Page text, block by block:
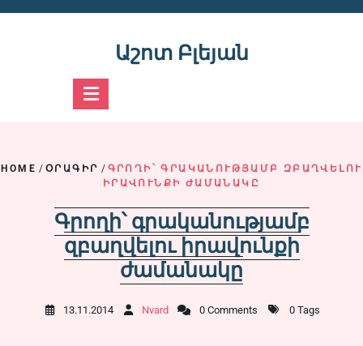
Աշոտ Բլեյան
HOME /ՕՐԱԳԻՐ / ԳՐՈՂԻ՝ ԳՐԱԿԱՆՈՒԹՅԱՄԲ ԶԲԱՂՎԵԼՈՒ
ԻՐԱՎՈՒՆՔԻ ԺԱՄԱՆԱԿԸ
Գրողի՝ գրականությամբ
զբաղվելու իրավունքի
ժամանակը
13.11.2014 Nvard 0 Comments 0 Tags